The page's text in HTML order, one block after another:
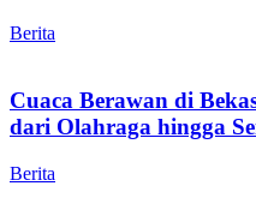
Berita
Cuaca Berawan di
dari Olahraga hingga
Berita